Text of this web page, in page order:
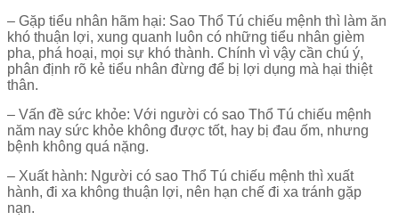
– Gặp tiểu nhân hãm hại: Sao Thổ Tú chiếu mệnh thì làm ăn
khó thuận lợi, xung quanh luôn có những tiểu nhân gièm
pha, phá hoại, mọi sự khó thành. Chính vì vậy cần chú ý,
phân định rõ kẻ tiểu nhân đừng để bị lợi dụng mà hại thiệt
thân.
– Vấn đề sức khỏe: Với người có sao Thổ Tú chiếu mệnh
năm nay sức khỏe không được tốt, hay bị đau ốm, nhưng
bệnh không quá nặng.
– Xuất hành: Người có sao Thổ Tú chiếu mệnh thì xuất
hành, đi xa không thuận lợi, nên hạn chế đi xa tránh gặp
nạn.